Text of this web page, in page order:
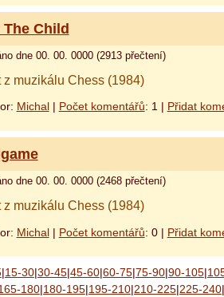
The Child
dne 00. 00. 0000 (2913 přečtení)
z muzikálu Chess (1984)
Michal| Počet komentářů: 1 | Přidat
dne 00. 00. 0000 (2468 přečtení)
z muzikálu Chess (1984)
Michal| Počet komentářů: 0 | Přidat
|15-30|30-45|45-60|60-75|75-90|90-105|
180|180-195|195-210|210-225|225-240|